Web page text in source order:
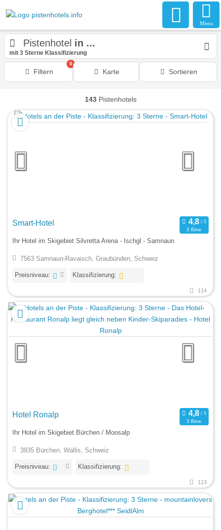
Menu
Pistenhotel in ...
mit 3 Sterne Klassifizierung
Filtern
0
Karte Sortieren
143Pistenhotels
Smart-Hotel
3 Bew.
Ihr Hotel im Skigebiet Silvretta Arena - Ischgl - Samnaun
7563 Samnaun-Ravaisch, Graubünden, Schweiz
Preisniveau: Klassifizierung:
114
Hotel Ronalp
3 Bew.
Ihr Hotel im Skigebiet Bürchen / Moosalp
3935 Bürchen, Wallis, Schweiz
Preisniveau: Klassifizierung:
113